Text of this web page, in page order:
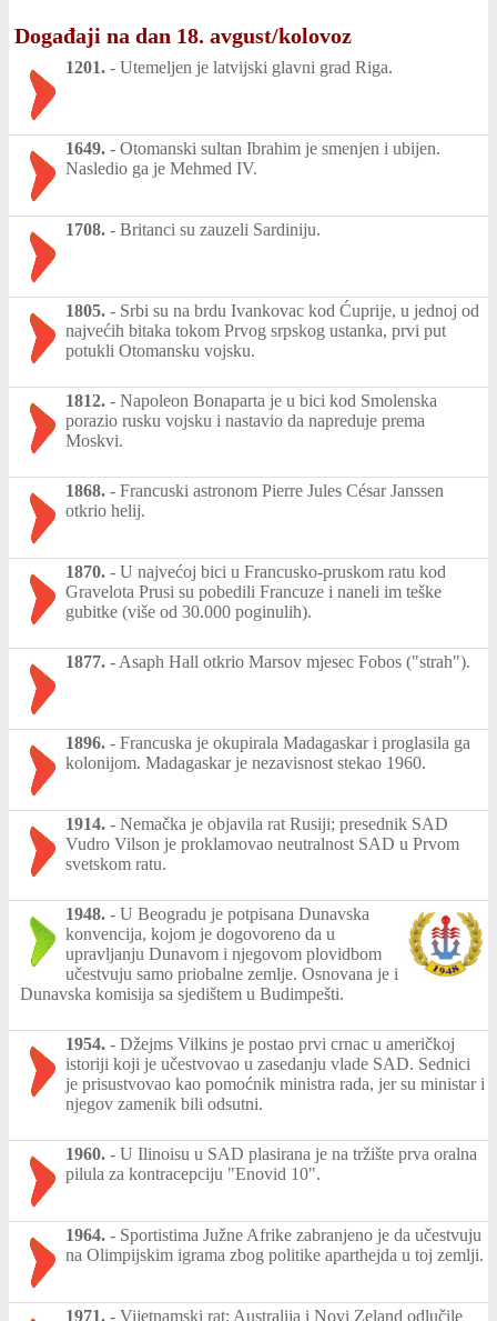
Događaji na dan 18. avgust/kolovoz
1201. - Utemeljen je latvijski glavni grad Riga.
1649. - Otomanski sultan Ibrahim je smenjen i ubijen.
Nasledio ga je Mehmed IV.
1708. - Britanci su zauzeli Sardiniju.
1805. - Srbi su na brdu Ivankovac kod Ćuprije, u jednoj od
najvećih bitaka tokom Prvog srpskog ustanka, prvi put
potukli Otomansku vojsku.
1812. - Napoleon Bonaparta je u bici kod Smolenska
porazio rusku vojsku i nastavio da napreduje prema
Moskvi.
1868. - Francuski astronom Pierre Jules César Janssen
otkrio helij.
1870. - U najvećoj bici u Francusko-pruskom ratu kod
Gravelota Prusi su pobedili Francuze i naneli im teške
gubitke (više od 30.000 poginulih).
1877. - Asaph Hall otkrio Marsov mjesec Fobos ("strah").
1896. - Francuska je okupirala Madagaskar i proglasila ga
kolonijom. Madagaskar je nezavisnost stekao 1960.
1914. - Nemačka je objavila rat Rusiji; presednik SAD
Vudro Vilson je proklamovao neutralnost SAD u Prvom
svetskom ratu.
1948. - U Beogradu je potpisana Dunavska
konvencija, kojom je dogovoreno da u
upravljanju Dunavom i njegovom plovidbom
učestvuju samo priobalne zemlje. Osnovana je i
Dunavska komisija sa sjedištem u Budimpešti.
1954. - Džejms Vilkins je postao prvi crnac u američkoj
istoriji koji je učestvovao u zasedanju vlade SAD. Sednici
je prisustvovao kao pomoćnik ministra rada, jer su ministar i
njegov zamenik bili odsutni.
1960. - U Ilinoisu u SAD plasirana je na tržište prva oralna
pilula za kontracepciju "Enovid 10".
1964. - Sportistima Južne Afrike zabranjeno je da učestvuju
na Olimpijskim igrama zbog politike aparthejda u toj zemlji.
1971. - Vijetnamski rat: Australija i Novi Zeland odlučile